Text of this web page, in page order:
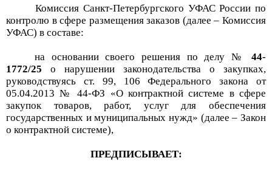
Комиссия Санкт-Петербургского УФАС России по
контролю в сфере размещения заказов (далее – Комиссия
УФАС) в составе:
на основании своего решения по делу № 44-
1772/25 о нарушении законодательства о закупках,
руководствуясь ст. 99, 106 Федерального закона от
05.04.2013 № 44-ФЗ «О контрактной системе в сфере
закупок товаров, работ, услуг для обеспечения
государственных и муниципальных нужд» (далее – Закон
о контрактной системе),
ПРЕДПИСЫВАЕТ: